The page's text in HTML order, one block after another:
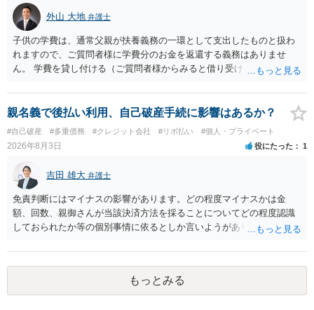
のは致し方ありません。真摯に分割して支払うことを相手に告げてい
くのみでしょう。 以上、ご参考まで。
外山 大地 弁護士
子供の学費は、通常父親が扶養義務の一環として支出したものと扱わ
れますので、ご質問者様に学費分のお金を返還する義務はありませ
ん。 学費を貸し付ける（ご質問者様からみると借り受ける）といった
ょう。
親名義で後払い利用、自己破産手続に影響はあるか？
#自己破産 #多重債務 #クレジット会社 #リボ払い #個人・プライベート
2026年8月3日 役にたった 1
吉田 雄大 弁護士
免責判断にはマイナスの影響があります。どの程度マイナスかは金
額、回数、親御さんが当該決済方法を採ることについてどの程度認識
しておられたか等の個別事情に依るとしか言いようがありません。 と
なって相談し、善後策を考えることをお勧めします。
もっとみる